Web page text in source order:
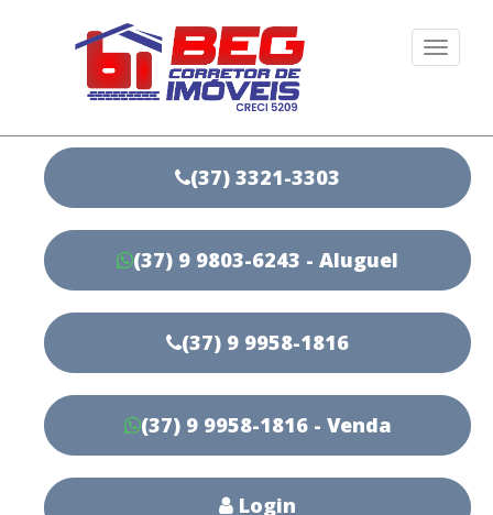
(37) 3321-3303
(37) 9 9803-6243 - Aluguel
(37) 9 9958-1816
(37) 9 9958-1816 - Venda
Login